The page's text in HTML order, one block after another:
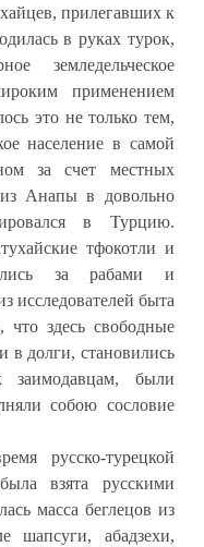
прилегавших к
в руках турок,
земледельческое
применением
это не только тем,
население в самой
за счет местных
Анапы в довольно
в Турцию.
тфокотли и
за рабами и
исследователей быта
здесь свободные
в долги, становились
заимодавцам, были
собою сословие
русско-турецкой
взята русскими
масса беглецов из
шапсуги, абадзехи,